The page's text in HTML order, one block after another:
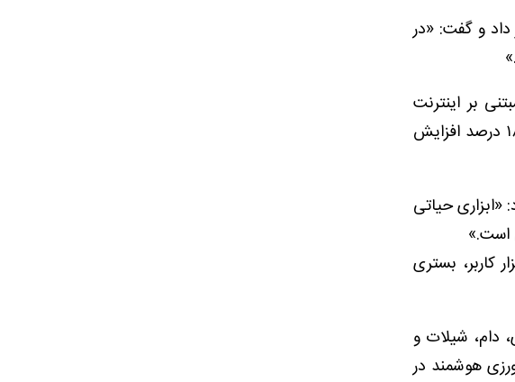
داد و گفت: «در
بر اینترنت
اشیاء توانسته در سال ۱۴۰۴ سطحی معادل ۱۳ هزار هکتار را تحت پوشش قرار دهد که نتیجه آن ۱۸ درصد افزایش
سال ۱۴۰۰ اشاره کرد و ادامه داد: «ابزاری حیاتی
است.»
برای راه‌اندازی شبکه اجتماعی کشاورزی «تات» خبر داد که با ۳۰۰ هزار کاربر، بستری
آب، انرژی، دام، شیلات و
هوشمند در